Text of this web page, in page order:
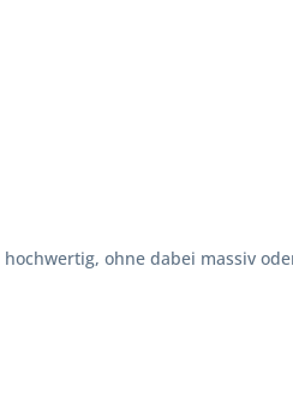
ohne dabei massiv